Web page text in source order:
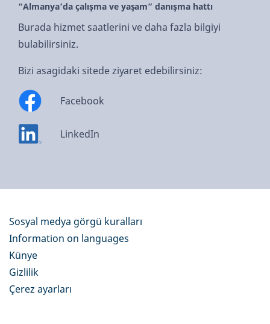
“Almanya’da çalışma ve yaşam” danışma hattı
Burada hizmet saatlerini ve daha fazla bilgiyi
bulabilirsiniz.
Bizi asagidaki sitede ziyaret edebilirsiniz:
Facebook
LinkedIn
Sosyal medya görgü kuralları
Information on languages
Künye
Gizlilik
Çerez ayarları